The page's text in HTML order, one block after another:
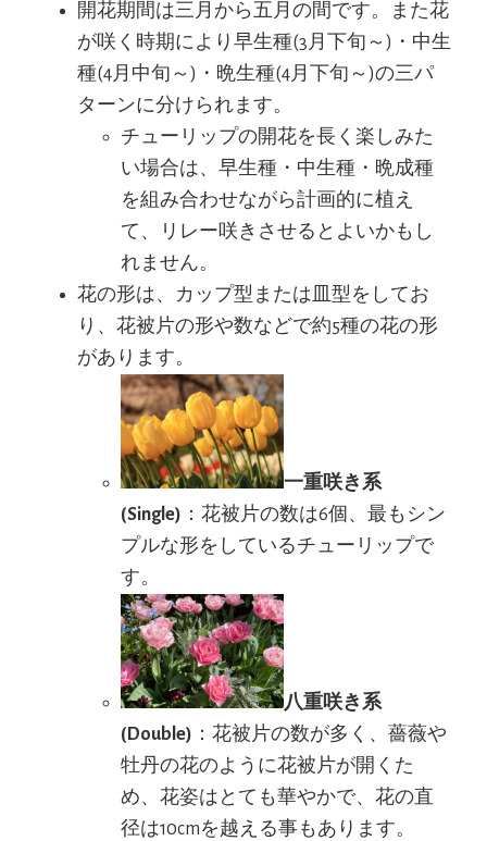
開花期間は三月から五月の間です。また花
が咲く時期により早生種(3月下旬～)・中生
種(4月中旬～)・晩生種(4月下旬～)の三パ
ターンに分けられます。
チューリップの開花を長く楽しみた
い場合は、早生種・中生種・晩成種
を組み合わせながら計画的に植え
て、リレー咲きさせるとよいかもし
れません。
花の形は、カップ型または皿型をしてお
り、花被片の形や数などで約5種の花の形
があります。
一重咲き系
(Single) ：花被片の数は6個、最もシン
プルな形をしているチューリップで
す。
八重咲き系
(Double) ：花被片の数が多く、薔薇や
牡丹の花のように花被片が開くた
め、花姿はとても華やかで、花の直
径は10cmを越える事もあります。